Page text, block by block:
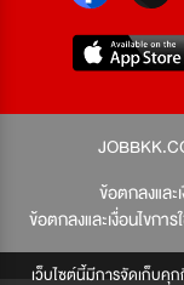
เว็บไซต์นี้มีการจัดเก็บคุ
ข้อตกลงและ
ข้อตกลงและเงื่อนไขกา